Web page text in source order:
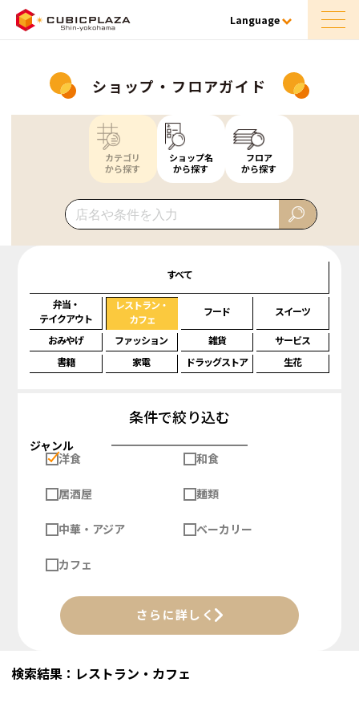
Language
ショップ・フロアガイド
カテゴリ
から探す
ショップ名
から探す
フロア
から探す
すべて
弁当・
テイクアウト
レストラン・
カフェ
フード スイーツ
おみやげ ファッション 雑貨
サービス
書籍
家電 ドラッグストア 生花
条件で絞り込む
ジャンル
洋食
和食
居酒屋 麺類
中華・アジア ベーカリー
カフェ
さらに詳しく
検索結果：レストラン・カフェ